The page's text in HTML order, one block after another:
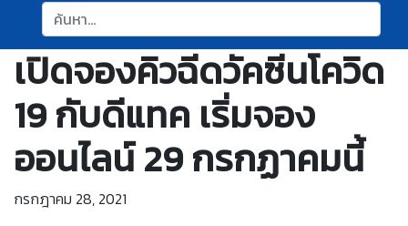
ค้นหา:
เปิดจองคิวฉีดวัคซีนโควิด
19 กับดีแทค เริ่มจอง
ออนไลน์ 29 กรกฏาคมนี้
กรกฎาคม 28, 2021